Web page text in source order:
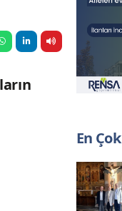
En